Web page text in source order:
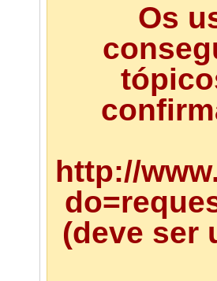
Os
http://
(deve ser